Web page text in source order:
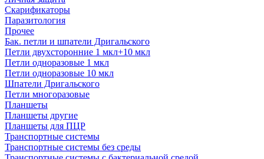
Скарификаторы
Паразитология
Прочее
Бак. петли и шпатели Дригальского
Петли двухсторонние 1 мкл+10 мкл
Петли одноразовые 1 мкл
Петли одноразовые 10 мкл
Шпатели Дригальского
Петли многоразовые
Планшеты
Планшеты другие
Планшеты для ПЦР
Транспортные системы
Транспортные системы без среды